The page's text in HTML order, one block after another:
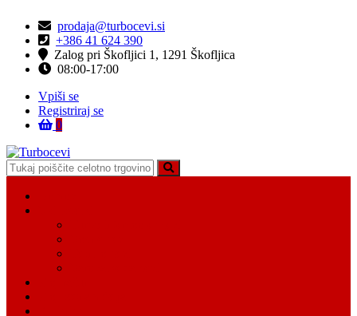
navigation
content
prodaja@turbocevi.si
+386 41 624 390
Zalog pri Škofljici 1, 1291 Škofljica
08:00-17:00
Vpiši se
Registriraj se
0
Turbocevi
Turbo ideal – turbo cevi